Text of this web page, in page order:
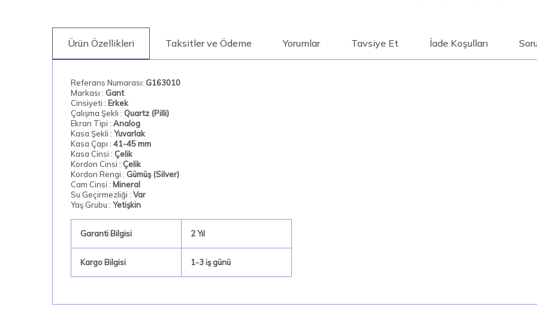
Ürün Özellikleri Taksitler ve Ödeme Yorumlar Tavsiye Et İade Koşulları
Referans Numarası: G163010
Markası : Gant
Cinsiyeti : Erkek
Çalışma Şekli : Quartz (Pilli)
Ekran Tipi : Analog
Kasa Şekli : Yuvarlak
Kasa Çapı : 41-45 mm
Kasa Cinsi : Çelik
Kordon Cinsi : Çelik
Kordon Rengi : Gümüş (Silver)
Cam Cinsi : Mineral
Su Geçirmezliği : Var
Yaş Grubu : Yetişkin
Garanti Bilgisi 2 Yıl
Kargo Bilgisi 1-3 iş günü